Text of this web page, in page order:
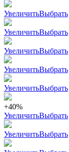
УвеличитьВыбрать
УвеличитьВыбрать
УвеличитьВыбрать
УвеличитьВыбрать
УвеличитьВыбрать
+40%
УвеличитьВыбрать
УвеличитьВыбрать